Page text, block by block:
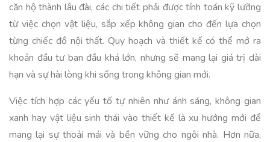
căn hộ thành lâu đài, các chi tiết phải được tính toán kỹ lưỡng
từ việc chọn vật liệu, sắp xếp không gian cho đến lựa chọn
từng chiếc đồ nội thất. Quy hoạch và thiết kế có thể mở ra
khoản đầu tư ban đầu khá lớn, nhưng sẽ mang lại giá trị dài
hạn và sự hài lòng khi sống trong không gian mới.
Việc tích hợp các yếu tố tự nhiên như ánh sáng, không gian
xanh hay vật liệu sinh thái vào thiết kế là xu hướng mới để
mang lại sự thoải mái và bền vững cho ngôi nhà. Hơn nữa,